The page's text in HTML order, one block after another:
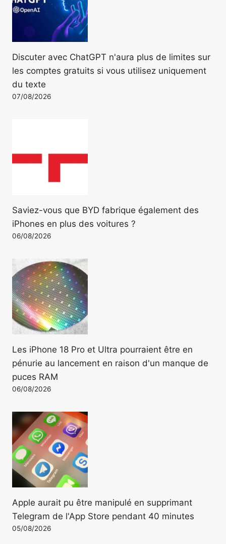
Discuter avec ChatGPT n'aura plus de limites sur
les comptes gratuits si vous utilisez uniquement
du texte
07/08/2026
Saviez-vous que BYD fabrique également des
iPhones en plus des voitures ?
06/08/2026
Les iPhone 18 Pro et Ultra pourraient être en
pénurie au lancement en raison d'un manque de
puces RAM
06/08/2026
Apple aurait pu être manipulé en supprimant
Telegram de l'App Store pendant 40 minutes
05/08/2026